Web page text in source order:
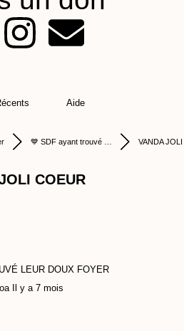
I
s
t
a
a
E
v
e
l
e
Aide
💙 SDF ayant trouvé … VANDA
COEUR
LEUR DOUX FOYER
Il y a 7 mois